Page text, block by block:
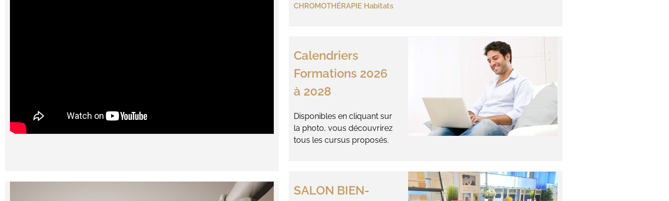
CHROMOTHÉRAPIE Habitats
Calendriers
Formations 2026
à 2028
Disponibles en cliquant sur
la photo, vous découvrirez
tous les cursus proposés.
SALON BIEN-